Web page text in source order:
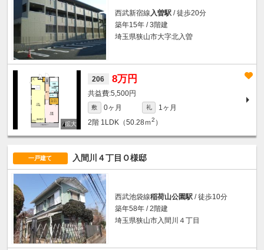
西武新宿線入曽駅 / 徒歩20分
築年15年 / 3階建
埼玉県狭山市大字北入曽
206 8万円
5,500円
敷 0ヶ月 礼
1ヶ月
2階 1LDK（50.28ｍ2 ）
一戸建て 入間川４丁目Ｏ様邸
西武池袋線稲荷山公園駅 / 徒歩10分
築年58年 / 2階建
埼玉県狭山市入間川４丁目